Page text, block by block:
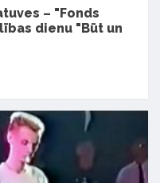
– "Fonds
dienu "Būt un